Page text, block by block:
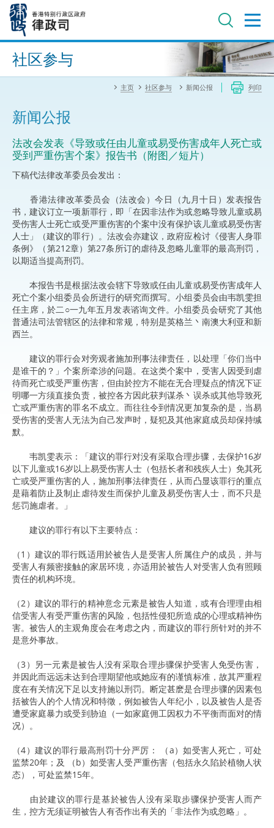
内
进阶搜寻
社区参与
主页 社区参与 新闻公报 列印
新闻公报
法改会发表《导致或任由儿童或易受伤害成年人死亡或
受到严重伤害个案》报告书（附图／短片）
下稿代法律改革委员会发出：
香港法律改革委员会（法改会）今日（九月十日）发表报告
书，建议订立一项新罪行，即「在因非法作为或忽略导致儿童或易
受伤害人士死亡或受严重伤害的个案中没有保护该儿童或易受伤害
人士」（建议的罪行）。法改会亦建议，政府应检讨《侵害人身罪
条例》（第212章）第27条所订的虐待及忽略儿童罪的最高刑罚，
以期适当提高刑罚。
本报告书是根据法改会辖下导致或任由儿童或易受伤害成年人
死亡个案小组委员会所进行的研究而撰写。小组委员会由韦凯雯担
任主席，於二○一九年五月发表谘询文件。小组委员会研究了其他
普通法司法管辖区的法律和常规，特别是英格兰丶南澳大利亚和新
西兰。
建议的罪行会对旁观者施加刑事法律责任，以处理「你们当中
是谁干的？」个案所牵涉的问题。在这类个案中，受害人因受到虐
待而死亡或受严重伤害，但由於控方不能在无合理疑点的情况下证
明哪一方须直接负责，被控各方因此获判谋杀丶误杀或其他导致死
亡或严重伤害的罪名不成立。而往往令到情况更加复杂的是，当易
受伤害的受害人无法为自己发声时，疑犯及其他家庭成员却保持缄
默。
韦凯雯表示：「建议的罪行对没有采取合理步骤，去保护16岁
以下儿童或16岁以上易受伤害人士（包括长者和残疾人士）免其死
亡或受严重伤害的人，施加刑事法律责任，从而凸显该罪行的重点
是藉着防止及制止虐待发生而保护儿童及易受伤害人士，而不只是
惩罚施虐者。」
建议的罪行有以下主要特点：
（1）建议的罪行既适用於被告人是受害人所属住户的成员，并与
受害人有频密接触的家居环境，亦适用於被告人对受害人负有照顾
责任的机构环境。
（2）建议的罪行的精神意念元素是被告人知道，或有合理理由相
信受害人有受严重伤害的风险，包括性侵犯所造成的心理或精神伤
害。被告人的主观角度会在考虑之内，而建议的罪行所针对的并不
是意外事故。
（3）另一元素是被告人没有采取合理步骤保护受害人免受伤害，
并因此而远远未达到合理期望他或她应有的谨慎标准，故其严重程
度在有关情况下足以支持施以刑罚。断定甚麽是合理步骤的因素包
括被告人的个人情况和特徵，例如被告人年纪小，以及被告人是否
遭受家庭暴力或受到胁迫（一如家庭佣工因权力不平衡而面对的情
况）。
（4）建议的罪行最高刑罚十分严厉： （a）如受害人死亡，可处
监禁20年；及 （b）如受害人受严重伤害（包括永久陷於植物人状
态），可处监禁15年。
由於建议的罪行是基於被告人没有采取步骤保护受害人而产
生，控方无须证明被告人有否作出有关的「非法作为或忽略」。